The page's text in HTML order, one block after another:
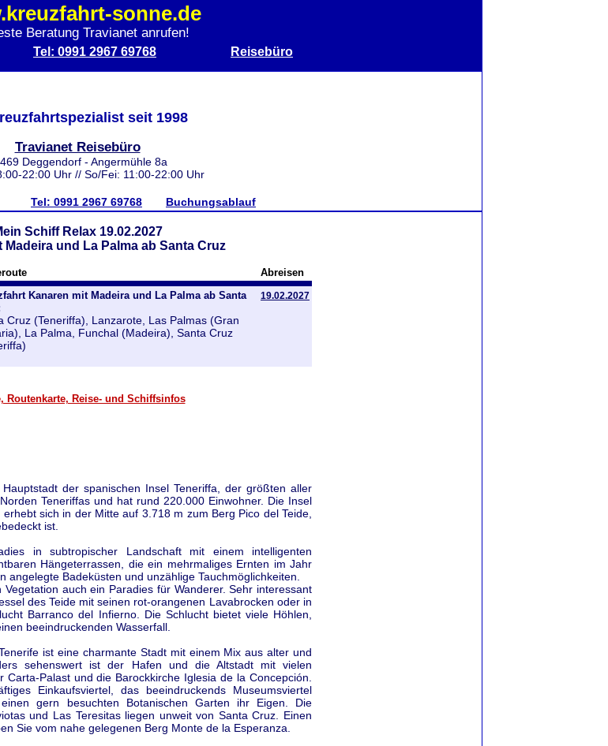
sonne.de
Beratung Travianet anrufen!
Tel: 0991 2967 69768 Reisebüro
seit 1998
Travianet Reisebüro
Deggendorf - Angermühle 8a
22:00 Uhr // So/Fei: 11:00-22:00 Uhr
Tel: 0991 2967 69768 Buchungsablauf
Schiff Relax 19.02.2027
Madeira und La Palma ab Santa Cruz
Abreisen
Kanaren mit Madeira und La Palma ab Santa
Cruz (Teneriffa), Lanzarote, Las Palmas (Gran
La Palma, Funchal (Madeira), Santa Cruz
19.02.2027
Routenkarte, Reise- und Schiffsinfos
der spanischen Insel Teneriffa, der größten aller
Teneriffas und hat rund 220.000 Einwohner. Die Insel
sich in der Mitte auf 3.718 m zum Berg Pico del Teide,
ist.
in subtropischer Landschaft mit einem intelligenten
Hängeterrassen, die ein mehrmaliges Ernten im Jahr
angelegte Badeküsten und unzählige Tauchmöglichkeiten.
auch ein Paradies für Wanderer. Sehr interessant
des Teide mit seinen rot-orangenen Lavabrocken oder in
Barranco del Infierno. Die Schlucht bietet viele Höhlen,
beeindruckenden Wasserfall.
ist eine charmante Stadt mit einem Mix aus alter und
sehenswert ist der Hafen und die Altstadt mit vielen
Carta-Palast und die Barockkirche Iglesia de la Concepción.
Einkaufsviertel, das beeindruckends Museumsviertel
gern besuchten Botanischen Garten ihr Eigen. Die
und Las Teresitas liegen unweit von Santa Cruz. Einen
Sie vom nahe gelegenen Berg Monte de la Esperanza.